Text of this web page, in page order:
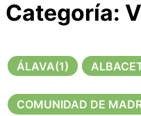
Categoría:
ÁLAVA(1)
COMUNIDAD DE